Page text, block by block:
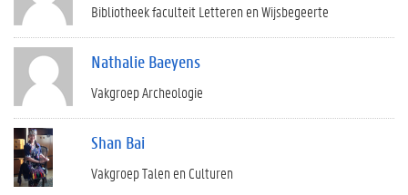
Bibliotheek faculteit Letteren en Wijsbegeerte
Nathalie Baeyens
Vakgroep Archeologie
Shan Bai
Vakgroep Talen en Culturen